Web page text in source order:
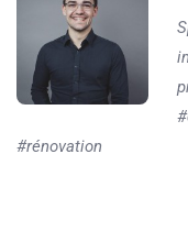
#rénovation